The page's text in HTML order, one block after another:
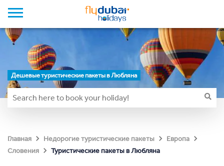
Дешевые туристические пакеты в Любляна
Главная Недорогие туристические пакеты
Европа
Словения
Туристические пакеты в Любляна